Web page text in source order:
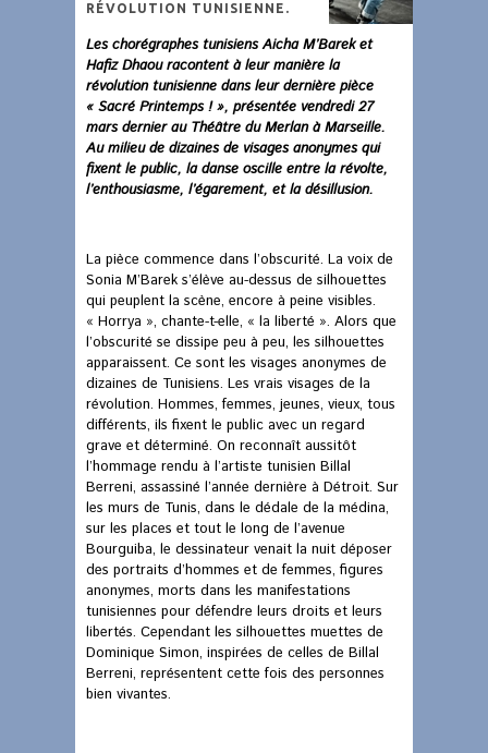
RÉVOLUTION TUNISIENNE.
Les chorégraphes tunisiens Aicha M’Barek et
Hafiz Dhaou racontent à leur manière la
révolution tunisienne dans leur dernière pièce
« Sacré Printemps ! », présentée vendredi 27
mars dernier au Théâtre du Merlan à Marseille.
Au milieu de dizaines de visages anonymes qui
fixent le public, la danse oscille entre la révolte,
l’enthousiasme, l’égarement, et la désillusion.
La pièce commence dans l’obscurité. La voix de
Sonia M’Barek s’élève au-dessus de silhouettes
qui peuplent la scène, encore à peine visibles.
« Horrya », chante-t-elle, « la liberté ». Alors que
l’obscurité se dissipe peu à peu, les silhouettes
apparaissent. Ce sont les visages anonymes de
dizaines de Tunisiens. Les vrais visages de la
révolution. Hommes, femmes, jeunes, vieux, tous
différents, ils fixent le public avec un regard
grave et déterminé. On reconnaît aussitôt
l’hommage rendu à l’artiste tunisien Billal
Berreni, assassiné l’année dernière à Détroit. Sur
les murs de Tunis, dans le dédale de la médina,
sur les places et tout le long de l’avenue
Bourguiba, le dessinateur venait la nuit déposer
des portraits d’hommes et de femmes, figures
anonymes, morts dans les manifestations
tunisiennes pour défendre leurs droits et leurs
libertés. Cependant les silhouettes muettes de
Dominique Simon, inspirées de celles de Billal
Berreni, représentent cette fois des personnes
bien vivantes.